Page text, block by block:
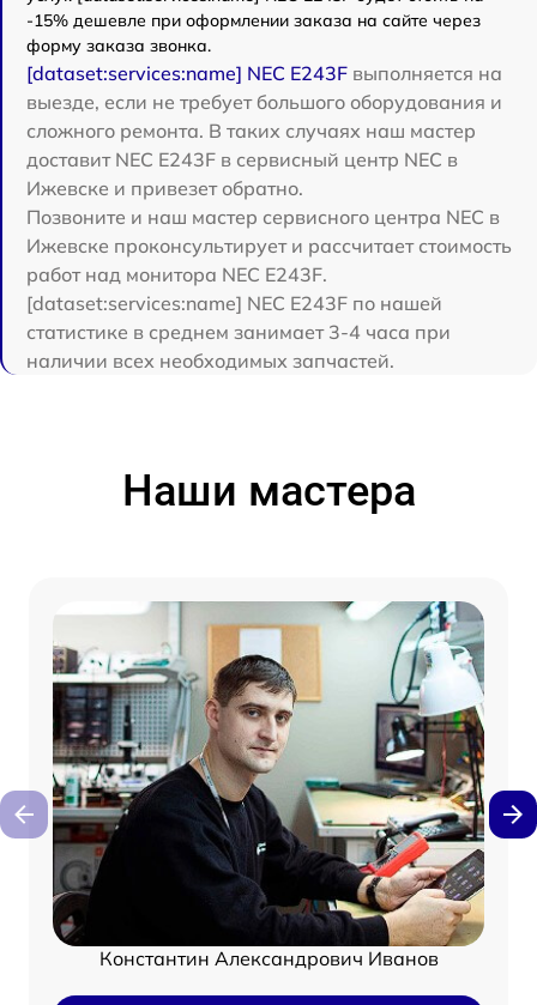
-15% дешевле при оформлении заказа на сайте через
форму заказа звонка.
[dataset:services:name] NEC E243F выполняется на
выезде, если не требует большого оборудования и
сложного ремонта. В таких случаях наш мастер
доставит NEC E243F в сервисный центр NEC в
Ижевске и привезет обратно.
Позвоните и наш мастер сервисного центра NEC в
Ижевске проконсультирует и рассчитает стоимость
работ над монитора NEC E243F.
[dataset:services:name] NEC E243F по нашей
статистике в среднем занимает 3-4 часа при
наличии всех необходимых запчастей.
Наши мастера
Константин Александрович Иванов